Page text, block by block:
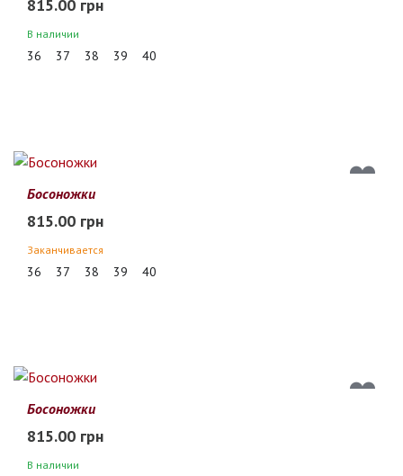
815.00 грн
В наличии
36 37 38 39 40
Босоножки
815.00 грн
Заканчивается
36 37 38 39 40
Босоножки
815.00 грн
В наличии